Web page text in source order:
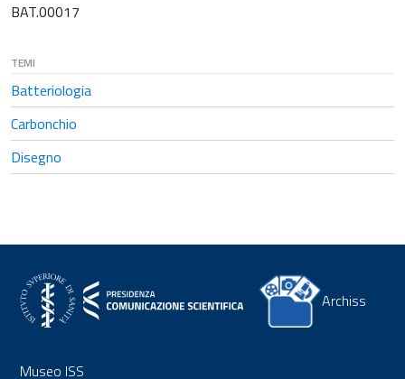
BAT.00017
TEMI
Batteriologia
Carbonchio
Disegno
Archiss
Museo ISS